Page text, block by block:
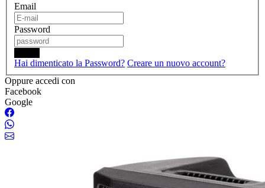
Email
Password
Hai dimenticato la Password? Creare un nuovo account?
Oppure accedi con
Facebook
Google